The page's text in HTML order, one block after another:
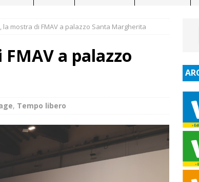
la mostra di FMAV a palazzo Santa Margherita
a palazzo
, Tempo libero